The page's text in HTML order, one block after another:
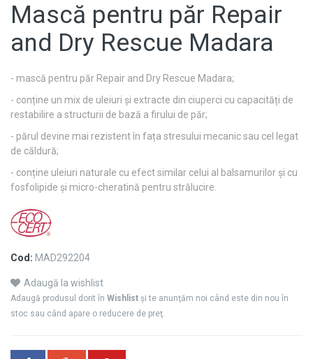
Mască pentru păr Repair
and Dry Rescue Madara
- mască pentru păr Repair and Dry Rescue Madara;
- conține un mix de uleiuri și extracte din ciuperci cu capacități de
restabilire a structurii de bază a firului de păr;
- părul devine mai rezistent în fața stresului mecanic sau cel legat
de căldură;
- conține uleiuri naturale cu efect similar celui al balsamurilor și cu
fosfolipide și micro-cheratină pentru strălucire.
Cod: MAD292204
Adaugă la wishlist
Adaugă produsul dorit în Wishlist şi te anunţăm noi când este din nou în
stoc sau când apare o reducere de preţ.